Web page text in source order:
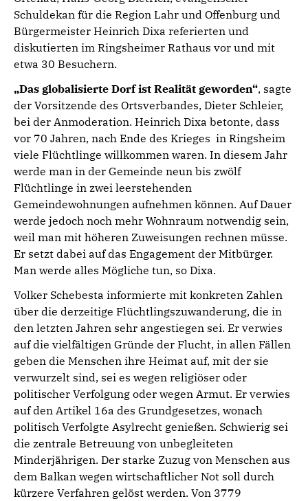
Schuldekan für die Region Lahr und Offenburg und
Bürgermeister Heinrich Dixa referierten und
diskutierten im Ringsheimer Rathaus vor und mit
etwa 30 Besuchern.
„Das globalisierte Dorf ist Realität geworden“, sagte
der Vorsitzende des Ortsverbandes, Dieter Schleier,
bei der Anmoderation. Heinrich Dixa betonte, dass
vor 70 Jahren, nach Ende des Krieges in Ringsheim
viele Flüchtlinge willkommen waren. In diesem Jahr
werde man in der Gemeinde neun bis zwölf
Flüchtlinge in zwei leerstehenden
Gemeindewohnungen aufnehmen können. Auf Dauer
werde jedoch noch mehr Wohnraum notwendig sein,
weil man mit höheren Zuweisungen rechnen müsse.
Er setzt dabei auf das Engagement der Mitbürger.
Man werde alles Mögliche tun, so Dixa.
Volker Schebesta informierte mit konkreten Zahlen
über die derzeitige Flüchtlingszuwanderung, die in
den letzten Jahren sehr angestiegen sei. Er verwies
auf die vielfältigen Gründe der Flucht, in allen Fällen
geben die Menschen ihre Heimat auf, mit der sie
verwurzelt sind, sei es wegen religiöser oder
politischer Verfolgung oder wegen Armut. Er verwies
auf den Artikel 16a des Grundgesetzes, wonach
politisch Verfolgte Asylrecht genießen. Schwierig sei
die zentrale Betreuung von unbegleiteten
Minderjährigen. Der starke Zuzug von Menschen aus
dem Balkan wegen wirtschaftlicher Not soll durch
kürzere Verfahren gelöst werden. Von 3779